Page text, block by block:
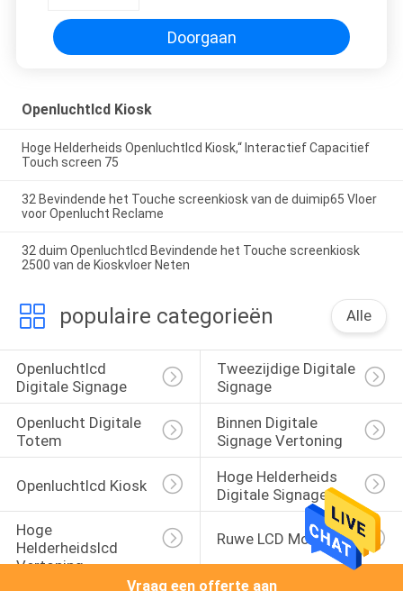
Doorgaan
Openluchtlcd Kiosk
Hoge Helderheids Openluchtlcd Kiosk,“ Interactief Capacitief
Touch screen 75
32 Bevindende het Touche screenkiosk van de duimip65 Vloer
voor Openlucht Reclame
32 duim Openluchtlcd Bevindende het Touche screenkiosk
2500 van de Kioskvloer Neten
populaire categorieën Alle
Openluchtlcd
Digitale Signage
Tweezijdige Digitale
Signage
Openlucht Digitale
Totem
Binnen Digitale
Signage Vertoning
Openluchtlcd Kiosk
Hoge Helderheids
Digitale Signage
Hoge
Helderheidslcd
Vertoning
Ruwe LCD Monitor
Vraag een offerte aan